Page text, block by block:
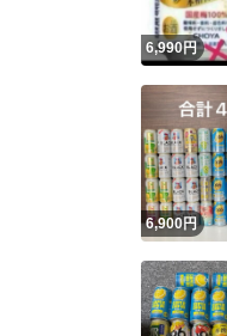
6,990円
6,900円